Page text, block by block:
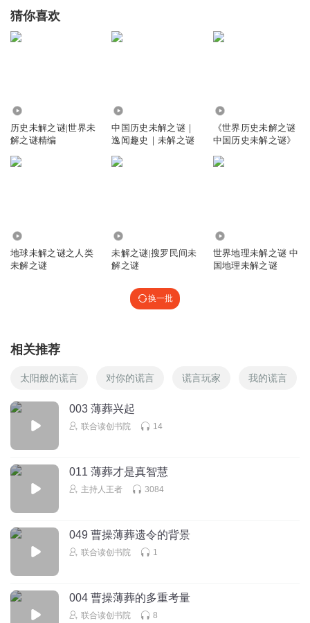
猜你喜欢
历史未解之谜|世界未
解之谜精编
中国历史未解之谜｜
逸闻趣史｜未解之谜
《世界历史未解之谜
中国历史未解之谜》
地球未解之谜之人类
未解之谜
未解之谜|搜罗民间未
解之谜
世界地理未解之谜 中
国地理未解之谜
换一批
相关推荐
太阳般的谎言 对你的谎言 谎言玩家 我的谎言
003 薄葬兴起
联合读创书院 14
011 薄葬才是真智慧
主持人王者 3084
049 曹操薄葬遗令的背景
联合读创书院 1
004 曹操薄葬的多重考量
联合读创书院 8